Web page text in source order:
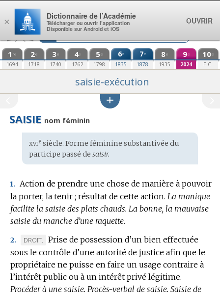
Aller au contenu
1 re
1694
2e
1718
3e
1740
4e
1762
5e
1798
6e
1835
7e
1878
8e
1935
9e
2024
10e
E.C.
saisie-exécution
SAISIE nom féminin
Étymologie
:
xviesiècle. Forme féminine substantivée du
participe passé de saisir.
1.
Action de prendre une chose de manière à pouvoir
la porter, la tenir ; résultat de cette action. La manique
facilite la saisie des plats chauds. La bonne, la mauvaise
saisie du manche d’une raquette.
2.
MARQUE
DE
DOMAINE
:
DROIT.
Prise de possession d’un bien effectuée
sous le contrôle d’une autorité de justice afin que le
propriétaire ne puisse en faire un usage contraire à
l’intérêt public ou à un intérêt privé légitime.
Procéder à une saisie. Procès-verbal de saisie. Saisie de
×
Dictionnaire de l’Académie
Télécharger ou ouvrir l’application
Disponible sur Android et iOS
OUVRIR